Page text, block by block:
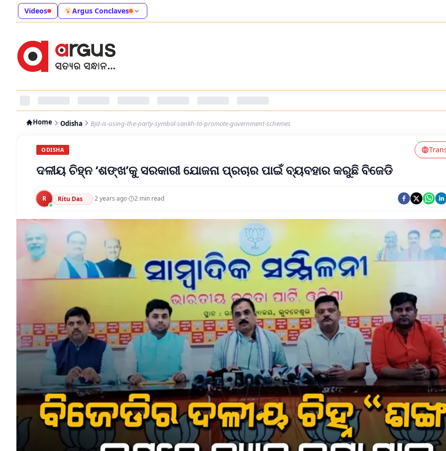
Videos Argus Conclaves
Home Odisha Bjd-is-using-the-party-symbol-sankh-to-promote-government-schemes
ODISHA
ଦଳୀୟ ଚିହ୍ନ ‘ଶଙ୍ଖ’କୁ ସରକାରୀ ଯୋଜନା ପ୍ରଚାର ପାଇଁ ବ୍ୟବହାର କରୁଛି ବିଜେଡି
R Ritu Das ·2 years ago· 2 min read